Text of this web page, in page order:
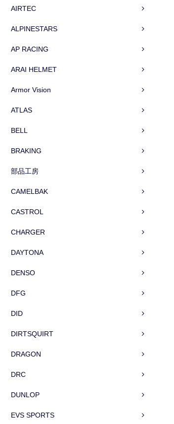
AIRTEC
ALPINESTARS
AP RACING
ARAI HELMET
Armor Vision
ATLAS
BELL
BRAKING
部品工房
CAMELBAK
CASTROL
CHARGER
DAYTONA
DENSO
DFG
DID
DIRTSQUIRT
DRAGON
DRC
DUNLOP
EVS SPORTS